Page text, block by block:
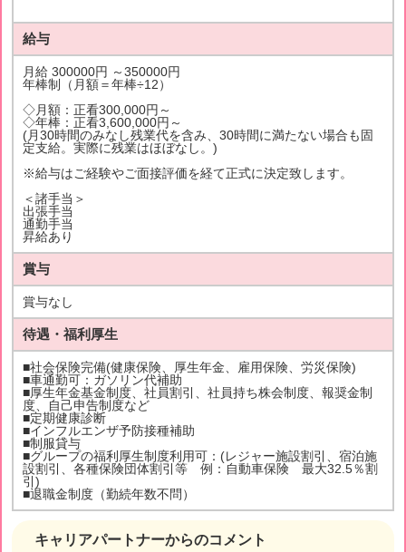
キャリアパートナーからのコメント
給与
月給 300000円 ～350000円
年棒制（月額＝年棒÷12）
◇月額：正看300,000円～
◇年棒：正看3,600,000円～
(月30時間のみなし残業代を含み、30時間に満たない場合も固
定支給。実際に残業はほぼなし。)
※給与はご経験やご面接評価を経て正式に決定致します。
＜諸手当＞
出張手当
通勤手当
昇給あり
賞与
賞与なし
待遇・福利厚生
■社会保険完備(健康保険、厚生年金、雇用保険、労災保険)
■車通勤可：ガソリン代補助
■厚生年金基金制度、社員割引、社員持ち株会制度、報奨金制
度、自己申告制度など
■定期健康診断
■インフルエンザ予防接種補助
■制服貸与
■グループの福利厚生制度利用可：(レジャー施設割引、宿泊施
設割引、各種保険団体割引等 例：自動車保険 最大32.5％割
引)
■退職金制度（勤続年数不問）